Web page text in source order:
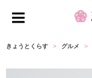
ょ
きょうとくらす グルメ